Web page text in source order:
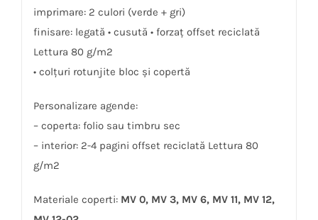
imprimare: 2 culori (verde + gri)
finisare: legată • cusută • forzaţ offset reciclată
Lettura 80 g/m2
• colţuri rotunjite bloc și copertă
Personalizare agende:
– coperta: folio sau timbru sec
– interior: 2-4 pagini offset reciclată Lettura 80
g/m2
Materiale coperti: MV 0, MV 3, MV 6, MV 11, MV 12,